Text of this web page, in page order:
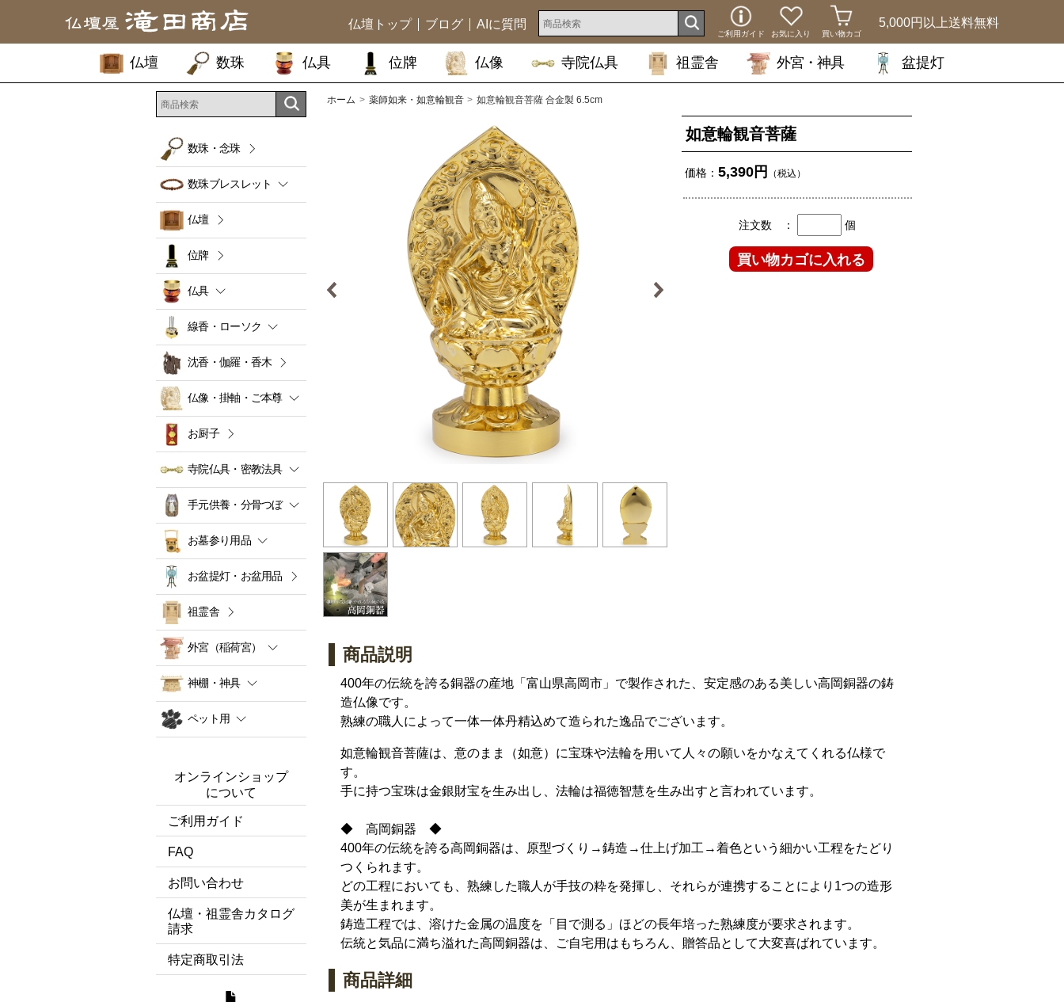
5,000円以上送料無料
ご利用ガイド お気に入り 買い物カゴ
仏壇トップ ブログ AIに質問
仏壇 数珠 仏具 位牌 仏像 寺院仏具 祖霊舎 外宮・神具 盆提灯
ホーム 薬師如来・如意輪観音 如意輪観音菩薩 合金製 6.5cm
如意輪観音菩薩
価格： 5,390円 （税込）
注文数 ： 個
商品説明
400年の伝統を誇る銅器の産地「富山県高岡市」で製作された、安定感のある美しい高岡銅器の鋳
造仏像です。
熟練の職人によって一体一体丹精込めて造られた逸品でございます。
如意輪観音菩薩は、意のまま（如意）に宝珠や法輪を用いて人々の願いをかなえてくれる仏様で
す。
手に持つ宝珠は金銀財宝を生み出し、法輪は福徳智慧を生み出すと言われています。
◆ 高岡銅器 ◆
400年の伝統を誇る高岡銅器は、原型づくり→鋳造→仕上げ加工→着色という細かい工程をたどり
つくられます。
どの工程においても、熟練した職人が手技の粋を発揮し、それらが連携することにより1つの造形
美が生まれます。
鋳造工程では、溶けた金属の温度を「目で測る」ほどの長年培った熟練度が要求されます。
伝統と気品に満ち溢れた高岡銅器は、ご自宅用はもちろん、贈答品として大変喜ばれています。
商品詳細
数珠・念珠
数珠ブレスレット
仏壇
位牌
仏具
線香・ローソク
沈香・伽羅・香木
仏像・掛軸・ご本尊
お厨子
寺院仏具・密教法具
手元供養・分骨つぼ
お墓参り用品
お盆提灯・お盆用品
祖霊舎
外宮（稲荷宮）
神棚・神具
ペット用
オンラインショップ
について
ご利用ガイド
FAQ
お問い合わせ
仏壇・祖霊舎カタログ
請求
特定商取引法